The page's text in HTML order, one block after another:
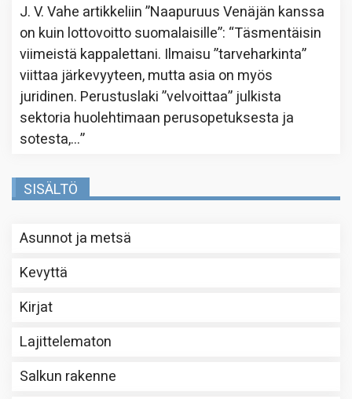
J. V. Vahe artikkeliin”Naapuruus Venäjän kanssa
on kuin lottovoitto suomalaisille”: “Täsmentäisin
viimeistä kappalettani. Ilmaisu ”tarveharkinta”
viittaa järkevyyteen, mutta asia on myös
juridinen. Perustuslaki ”velvoittaa” julkista
sektoria huolehtimaan perusopetuksesta ja
sotesta,…”
SISÄLTÖ
Asunnot ja metsä
Kevyttä
Kirjat
Lajittelematon
Salkun rakenne